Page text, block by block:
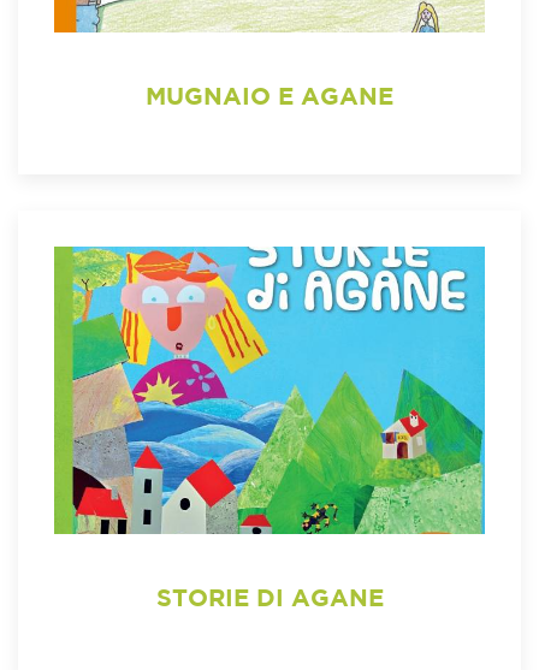
MUGNAIO E AGANE
STORIE DI AGANE